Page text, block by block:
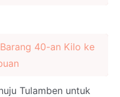
40-an Kilo ke
Tulamben untuk